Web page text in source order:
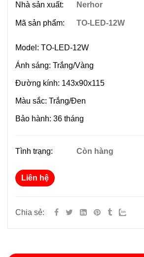
Nhà sản xuất: Nerhor
Mã sản phẩm: TO-LED-12W
Model: TO-LED-12W
Ánh sáng: Trắng/Vàng
Đường kính: 143x90x115
Màu sắc: Trắng/Đen
Bảo hành: 36 tháng
Tình trạng: Còn hàng
Liên hệ
Chia sẻ: